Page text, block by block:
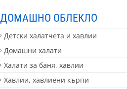
ДОМАШНО ОБЛЕКЛО
Детски халатчета и хавлии
Домашни халати
Халати за баня, хавлии
Хавлии, хавлиени кърпи